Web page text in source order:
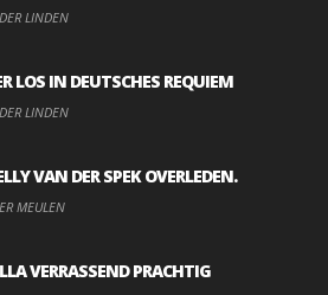
LINDEN
LOS IN DEUTSCHES REQUIEM
LINDEN
VAN DER SPEK OVERLEDEN.
MEULEN
VERRASSEND PRACHTIG